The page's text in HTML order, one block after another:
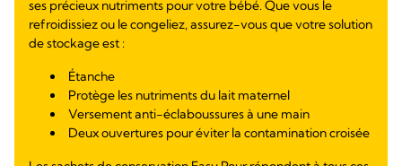
ses précieux nutriments pour votre bébé. Que vous le
refroidissiez ou le congeliez, assurez-vous que votre solution
de stockage est :
Étanche
Protège les nutriments du lait maternel
Versement anti-éclaboussures à une main
Deux ouvertures pour éviter la contamination croisée